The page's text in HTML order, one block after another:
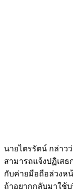
นายไตรรัตน์ กล่าว
สามารถแจ้งปฏิเส
กับค่ายมือถือล่วงห
ถ้าอยากกลับมาใช้